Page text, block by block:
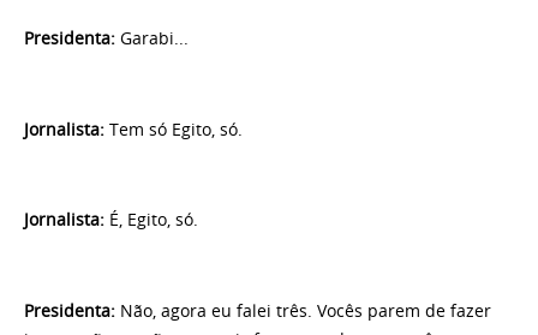
Presidenta: Garabi...
Jornalista: Tem só Egito, só.
Jornalista: É, Egito, só.
Presidenta: Não, agora eu falei três. Vocês parem de fazer